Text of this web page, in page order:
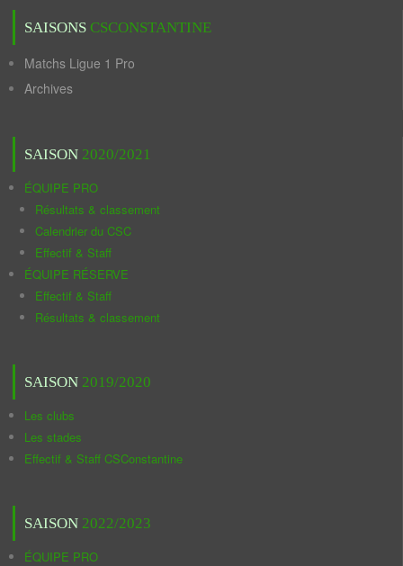
SAISONS CSCONSTANTINE
Matchs Ligue 1 Pro
Archives
SAISON 2020/2021
ÉQUIPE PRO
Résultats & classement
Calendrier du CSC
Effectif & Staff
ÉQUIPE RÉSERVE
Effectif & Staff
Résultats & classement
SAISON 2019/2020
Les clubs
Les stades
Effectif & Staff CSConstantine
SAISON 2022/2023
ÉQUIPE PRO